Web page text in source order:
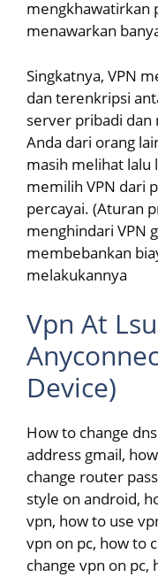
mengkhawatirkan
menawarkan
Singkatnya, VPN
dan terenkripsi
server pribadi
Anda dari orang
masih melihat lalu
memilih VPN dari
percayai. (Aturan
menghindari VPN
membebankan
melakukannya
Vpn At
Device)
How to change
address gmail,
change router
style on android,
vpn, how to use
vpn on pc, how to
change vpn on